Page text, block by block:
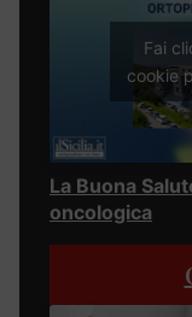
Fai
cookie
La Buona
oncologica